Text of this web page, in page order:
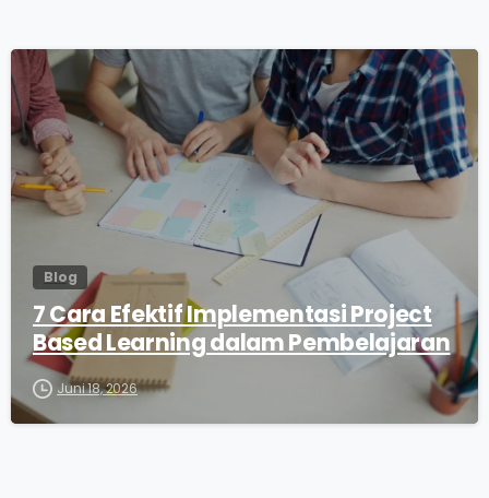
0
Blog
7 Cara Efektif Implementasi Project
Based Learning dalam Pembelajaran
Juni 18, 2026